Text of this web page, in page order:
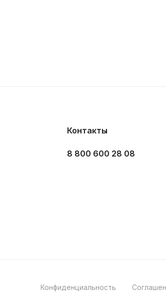
Контакты
8 800 600 28 08
Конфиденциальность